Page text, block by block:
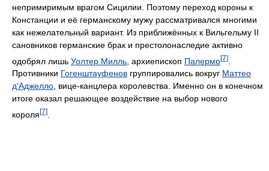
непримиримым врагом Сицилии. Поэтому переход короны к
Констанции и её германскому мужу рассматривался многими
как нежелательный вариант. Из приближённых к Вильгельму II
сановников германские брак и престолонаследие активно
одобрял лишь Уолтер Милль , архиепископ Палермо[7]
Противники Гогенштауфенов группировались вокруг Маттео
д'Аджелло, вице-канцлера королевства. Именно он в конечном
итоге оказал решающее воздействие на выбор нового
короля [7]